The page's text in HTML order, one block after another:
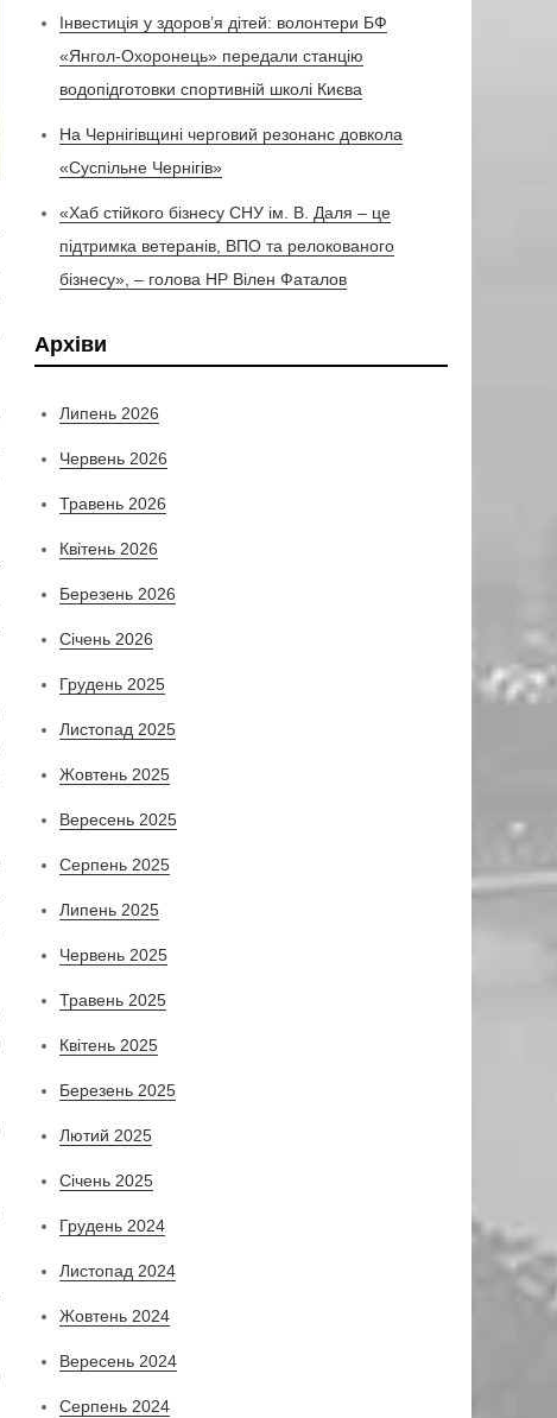
Інвестиція у здоров’я дітей: волонтери БФ
«Янгол-Охоронець» передали станцію
водопідготовки спортивній школі Києва
На Чернігівщині черговий резонанс довкола
«Суспільне Чернігів»
«Хаб стійкого бізнесу СНУ ім. В. Даля – це
підтримка ветеранів, ВПО та релокованого
бізнесу», – голова НР Вілен Фаталов
Архіви
Липень 2026
Червень 2026
Травень 2026
Квітень 2026
Березень 2026
Січень 2026
Грудень 2025
Листопад 2025
Жовтень 2025
Вересень 2025
Серпень 2025
Липень 2025
Червень 2025
Травень 2025
Квітень 2025
Березень 2025
Лютий 2025
Січень 2025
Грудень 2024
Листопад 2024
Жовтень 2024
Вересень 2024
Серпень 2024